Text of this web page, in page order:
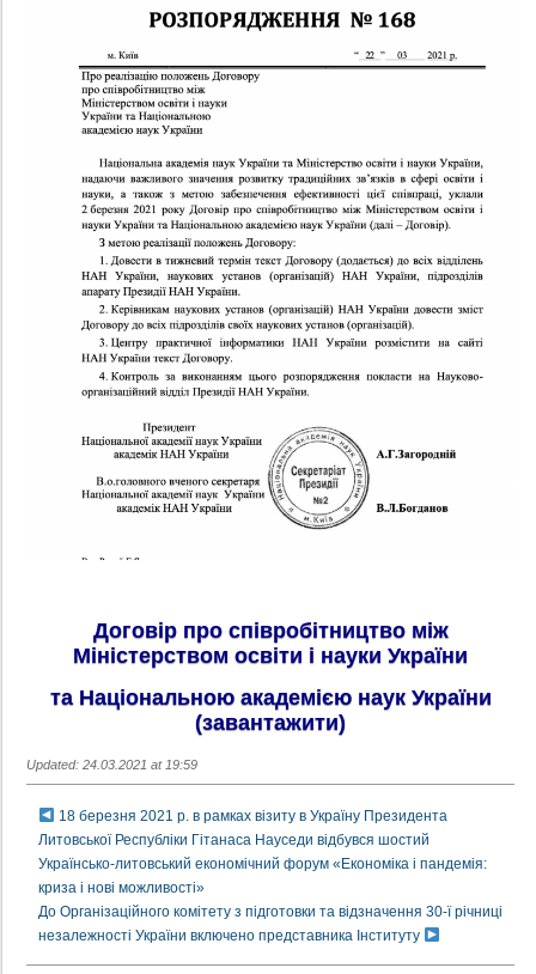
Договір про співробітництво між
Міністерством освіти і науки України
та Національною академією наук України
(завантажити)
Updated: 24.03.2021 at 19:59
18 березня 2021 р. в рамках візиту в Україну Президента
Литовської Республіки Гітанаса Науседи відбувся шостий
Українсько-литовський економічний форум «Економіка і пандемія:
криза і нові можливості»
До Організаційного комітету з підготовки та відзначення 30-ї річниці
незалежності України включено представника Інституту